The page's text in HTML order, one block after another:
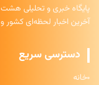
پایگاه خبری و تحلیلی
آخرین اخبار لحظه‌ای کشور
دسترسی سریع
خانه